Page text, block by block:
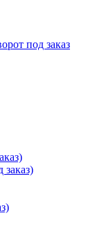
под заказ